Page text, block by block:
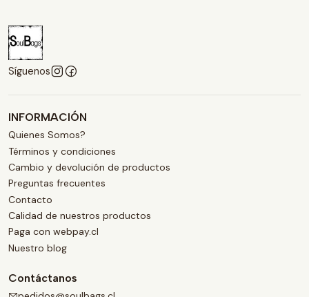
Síguenos
INFORMACIÓN
Quienes Somos?
Términos y condiciones
Cambio y devolución de productos
Preguntas frecuentes
Contacto
Calidad de nuestros productos
Paga con webpay.cl
Nuestro blog
Contáctanos